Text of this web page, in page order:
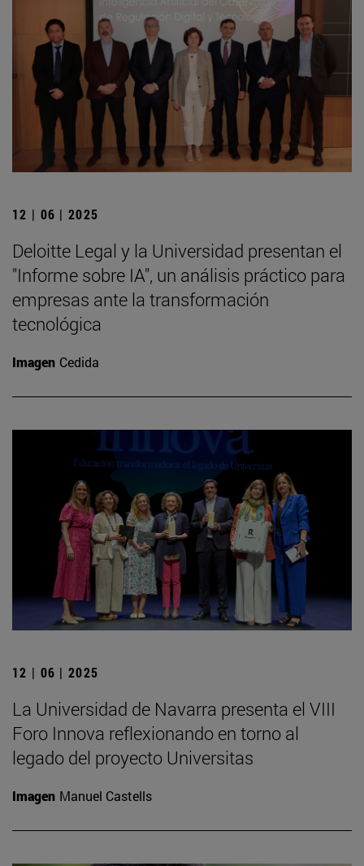
12 | 06 | 2025
Deloitte Legal y la Universidad presentan el
"Informe sobre IA", un análisis práctico para
empresas ante la transformación
tecnológica
Imagen Cedida
12 | 06 | 2025
La Universidad de Navarra presenta el VIII
Foro Innova reflexionando en torno al
legado del proyecto Universitas
Imagen Manuel Castells